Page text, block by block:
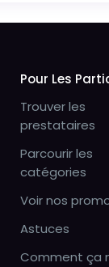
Pour Les
Trouver les
prestataires
Parcourir les
catégories
Voir nos
Astuces
Comment ça